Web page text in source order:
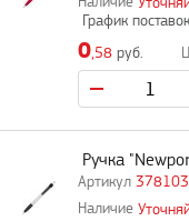
График поставок
0,58 руб.
378103
Ручка